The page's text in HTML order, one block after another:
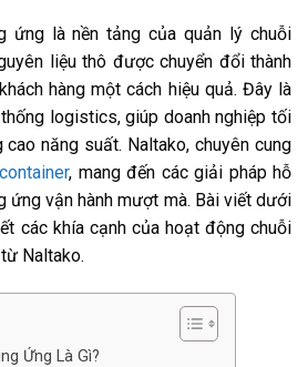
ứng là nền tảng của quản lý chuỗi
liệu thô được chuyển đổi thành
hàng một cách hiệu quả. Đây là
logistics, giúp doanh nghiệp tối
cao năng suất. Naltako, chuyên cung
, mang đến các giải pháp hỗ
ứng vận hành mượt mà. Bài viết dưới
các khía cạnh của hoạt động chuỗi
Naltako.
Ứng Là Gì?